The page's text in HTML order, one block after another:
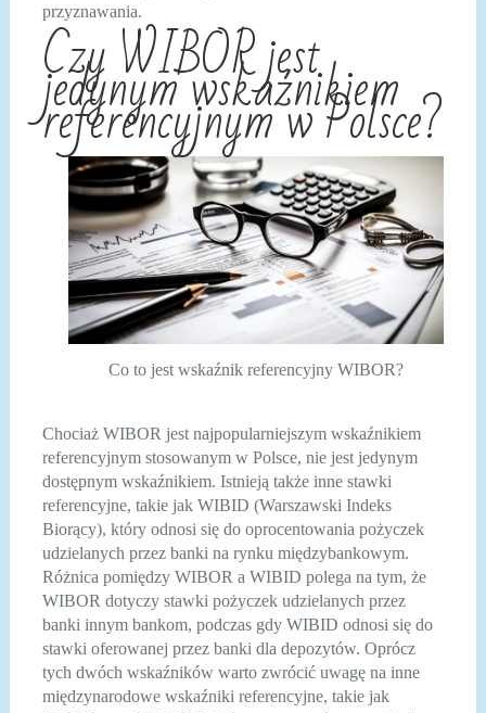
przyznawania.
Czy WIBOR jest
jedynym wskaźnikiem
referencyjnym w Polsce?
Co to jest wskaźnik referencyjny WIBOR?
Chociaż WIBOR jest najpopularniejszym wskaźnikiem
referencyjnym stosowanym w Polsce, nie jest jedynym
dostępnym wskaźnikiem. Istnieją także inne stawki
referencyjne, takie jak WIBID (Warszawski Indeks
Biorący), który odnosi się do oprocentowania pożyczek
udzielanych przez banki na rynku międzybankowym.
Różnica pomiędzy WIBOR a WIBID polega na tym, że
WIBOR dotyczy stawki pożyczek udzielanych przez
banki innym bankom, podczas gdy WIBID odnosi się do
stawki oferowanej przez banki dla depozytów. Oprócz
tych dwóch wskaźników warto zwrócić uwagę na inne
międzynarodowe wskaźniki referencyjne, takie jak